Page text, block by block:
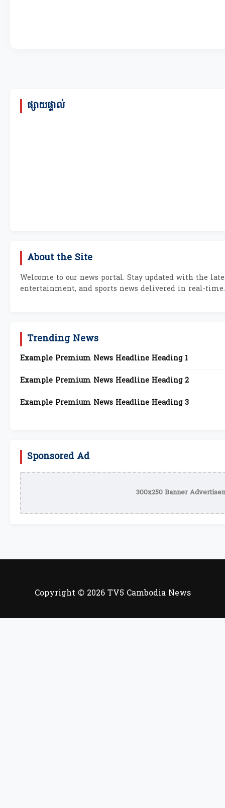
ផ្សាយផ្ទាល់
About the Site
Welcome to our news portal. Stay updated with the
entertainment, and sports news delivered in real-time.
Trending News
Example Premium News Headline Heading 1
Example Premium News Headline Heading 2
Example Premium News Headline Heading 3
Sponsored Ad
300x250 Banner
Copyright © 2026 TV5 Cambodia News